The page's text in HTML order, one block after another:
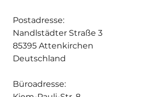
Postadresse:
Nandlstädter Straße 3
85395 Attenkirchen
Deutschland
Büroadresse: